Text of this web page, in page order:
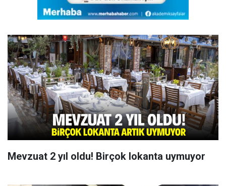
Mevzuat 2 yıl oldu! Birçok lokanta uymuyor